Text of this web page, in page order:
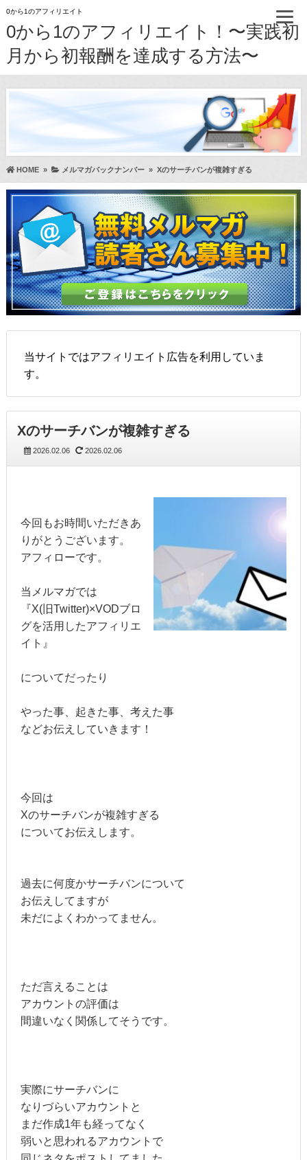
0から1のアフィリエイト
0から1のアフィリエイト！〜実践初
月から初報酬を達成する方法〜
HOME» メルマガバックナンバー» Xのサーチバンが複雑すぎる
当サイトではアフィリエイト広告を利用していま
す。
Xのサーチバンが複雑すぎる
2026.02.06 2026.02.06
今回もお時間いただきあ
りがとうございます。
アフィローです。
当メルマガでは
『X(旧Twitter)×VODブロ
グを活用したアフィリエ
イト』
についてだったり
やった事、起きた事、考えた事
などお伝えしていきます！
今回は
Xのサーチバンが複雑すぎる
についてお伝えします。
過去に何度かサーチバンについて
お伝えしてますが
未だによくわかってません。
ただ言えることは
アカウントの評価は
間違いなく関係してそうです。
実際にサーチバンに
なりづらいアカウントと
まだ作成1年も経ってなく
弱いと思われるアカウントで